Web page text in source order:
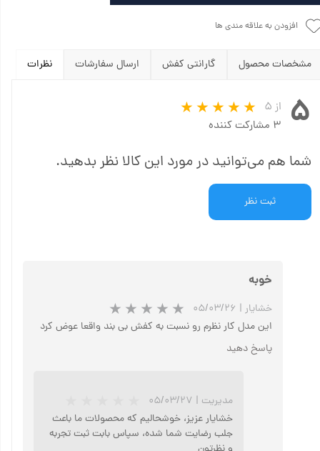
افزودن به علاقه مندی ها
مشخصات محصول گارانتی کفش ارسال سفارشات نظرات
۵
از ۵
۳ مشارکت کننده
شما هم می‌توانید در مورد این کالا نظر بدهید.
ثبت نظر
خوبه
خشایار | ۰۵/۰۳/۲۶
این مدل کار نظرم رو نسبت به کفش بی بند واقعا عوض کرد
پاسخ دهید
مدیریت | ۰۵/۰۳/۲۷
خشایار عزیز، خوشحالیم که محصولات ما باعث
جلب رضایت شما شده، سپاس بابت ثبت تجربه